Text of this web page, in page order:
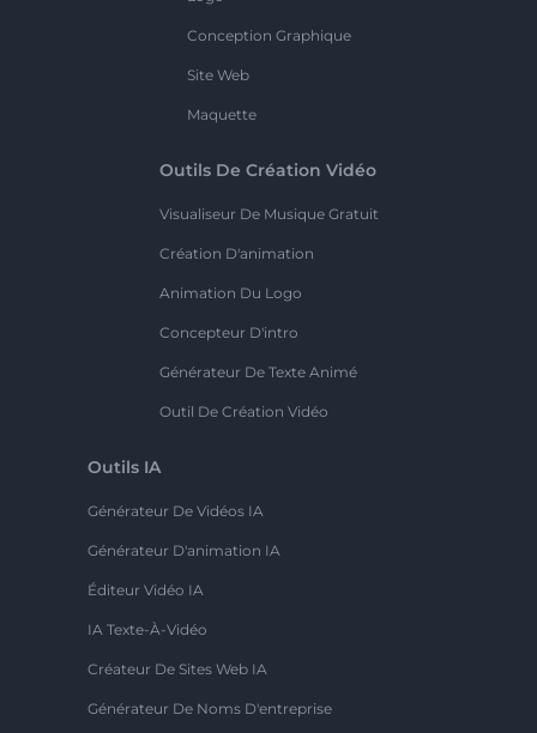
Conception Graphique
Site Web
Maquette
Outils De Création Vidéo
Visualiseur De Musique Gratuit
Création D'animation
Animation Du Logo
Concepteur D'intro
Générateur De Texte Animé
Outil De Création Vidéo
Outils IA
Générateur De Vidéos IA
Générateur D'animation IA
Éditeur Vidéo IA
IA Texte-À-Vidéo
Créateur De Sites Web IA
Générateur De Noms D'entreprise